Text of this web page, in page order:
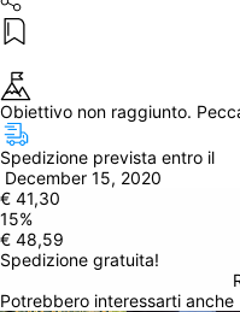
Obiettivo non raggiunto.
Spedizione prevista entro il
December 15, 2020
€ 41,30
15%
€ 48,59
Spedizione gratuita!
Potrebbero interessarti anche